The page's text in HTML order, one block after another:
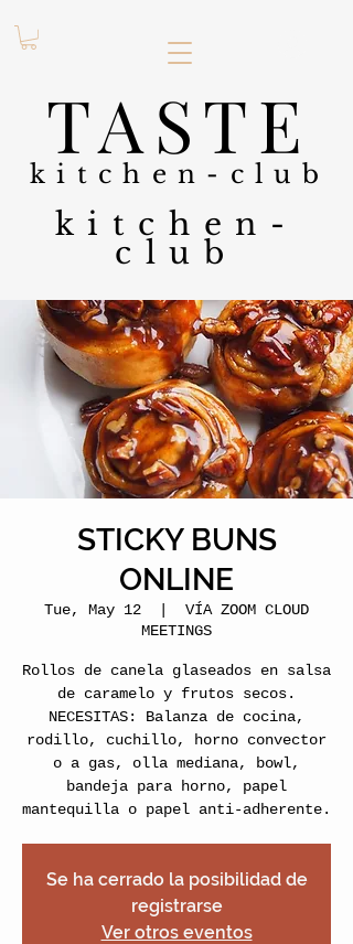
TASTE
kitchen-club
kitchen-
club
STICKY BUNS
ONLINE
Tue, May 12
VÍA ZOOM CLOUD
MEETINGS
Rollos de canela glaseados en salsa
de caramelo y frutos secos.
NECESITAS: Balanza de cocina,
rodillo, cuchillo, horno convector
o a gas, olla mediana, bowl,
bandeja para horno, papel
mantequilla o papel anti-adherente.
Se ha cerrado la posibilidad de
registrarse
Ver otros eventos